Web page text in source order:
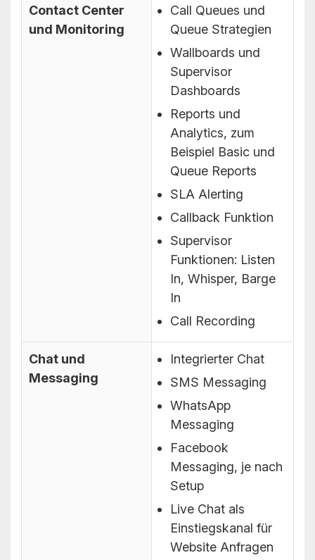
Contact Center
und Monitoring
Call Queues und
Queue Strategien
Wallboards und
Supervisor
Dashboards
Reports und
Analytics, zum
Beispiel Basic und
Queue Reports
SLA Alerting
Callback Funktion
Supervisor
Funktionen: Listen
In, Whisper, Barge
In
Call Recording
Chat und
Messaging
Integrierter Chat
SMS Messaging
WhatsApp
Messaging
Facebook
Messaging, je nach
Setup
Live Chat als
Einstiegskanal für
Website Anfragen